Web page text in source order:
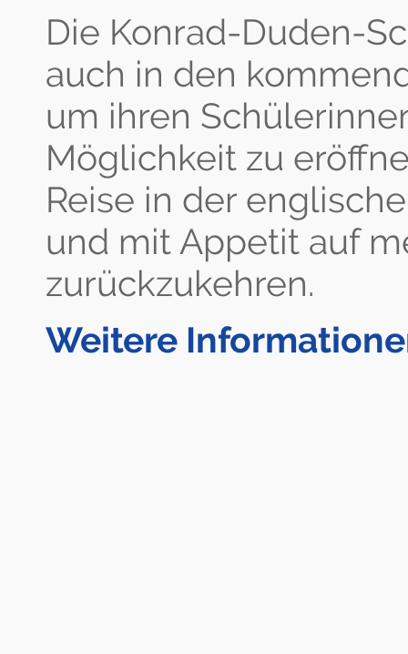
Die Konrad-Duden-
auch in den
um ihren
Möglichkeit zu
Reise in der
und mit Appetit auf
zurückzukehren.
Weitere